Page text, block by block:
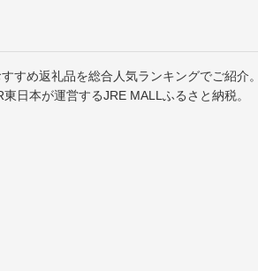
すめ返礼品を総合人気ランキングでご紹介
東日本が運営するJRE MALLふるさと納税。